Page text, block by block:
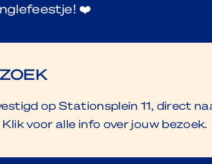
❤️
op Stationsplein 11, direct
voor alle info over jouw bezoek.